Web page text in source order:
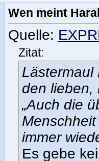
Wen meint
Quelle:
Zitat:
Lästermaul
den lieben,
„Auch die
immer
Es gebe